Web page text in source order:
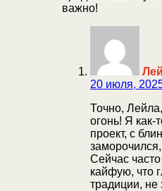
важно!
20 июля,
Точно,
огонь! Я как-
проект, с
Сейчас
кайфую, что
традиции, не